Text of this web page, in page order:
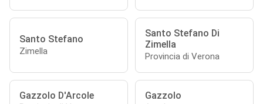
Santo Stefano
Zimella
Santo Stefano Di
Zimella
Provincia di Verona
Gazzolo D'Arcole Gazzolo